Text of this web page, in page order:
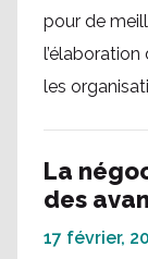
pour de
les
La
des
17 février,